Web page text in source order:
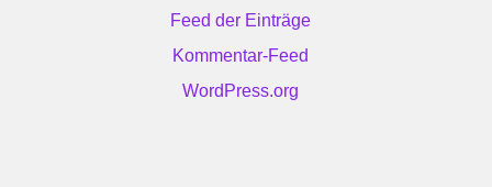
Feed der Einträge
Kommentar-Feed
WordPress.org